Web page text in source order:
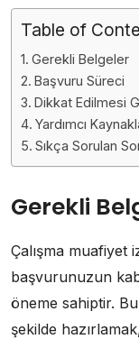
Table of
Gerekli Belgeler
Başvuru Süreci
Dikkat Edilmesi
Yardımcı
Sıkça Sorulan
Gerekli
Çalışma muafiyet
başvurunuzun
öneme sahiptir.
şekilde